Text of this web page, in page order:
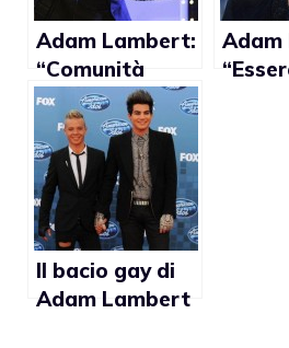
Adam Lambert:
“Comunità
GLBT non ama
le pop stars”
Adam
Il bacio gay di
Adam Lambert